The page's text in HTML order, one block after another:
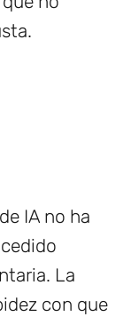
IA no ha
La
con que